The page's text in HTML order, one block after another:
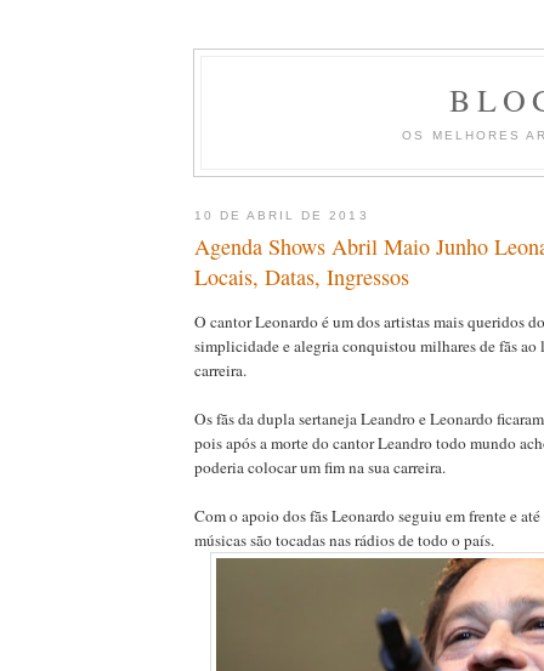
OS MELHORES
10 DE ABRIL DE 2013
Agenda Shows Abril Maio Junho
Locais, Datas, Ingressos
O cantor Leonardo é um dos artistas mais queridos
simplicidade e alegria conquistou milhares de fãs ao
carreira.
Os fãs da dupla sertaneja Leandro e Leonardo
pois após a morte do cantor Leandro todo mundo
poderia colocar um fim na sua carreira.
Com o apoio dos fãs Leonardo seguiu em frente e
músicas são tocadas nas rádios de todo o país.